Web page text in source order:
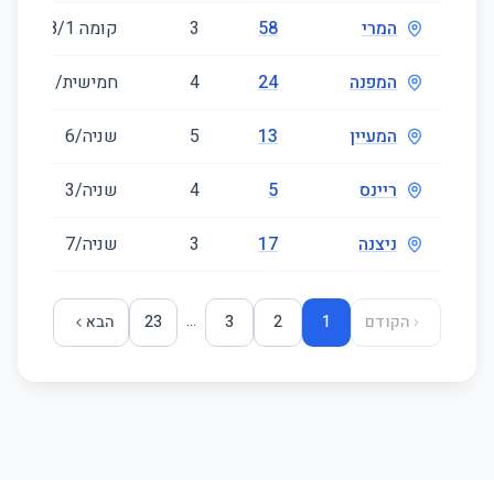
המרי 58
3 קומה ‎1‏/8
המפנה 24
4 חמישית/3
המעיין 13
5 שניה/6
ריינס 5
4 שניה/3
ניצנה 17
3 שניה/7
הקודם 1
2
3
...
23 הבא